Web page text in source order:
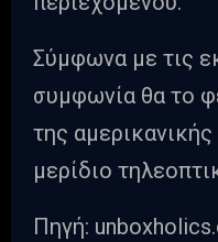
Σύμφωνα με τις
συμφωνία θα το
της
μερίδιο
Πηγή: